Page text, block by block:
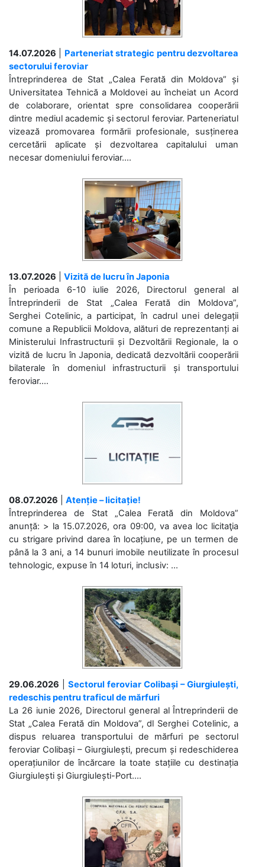
14.07.2026
Parteneriat strategic pentru dezvoltarea
sectorului feroviar
Întreprinderea de Stat „Calea Ferată din Moldova” și
Universitatea Tehnică a Moldovei au încheiat un Acord
de colaborare, orientat spre consolidarea cooperării
dintre mediul academic și sectorul feroviar. Parteneriatul
vizează promovarea formării profesionale, susținerea
cercetării aplicate și dezvoltarea capitalului uman
necesar domeniului feroviar....
13.07.2026
Vizită de lucru în Japonia
În perioada 6-10 iulie 2026, Directorul general al
Întreprinderii de Stat „Calea Ferată din Moldova”,
Serghei Cotelinic, a participat, în cadrul unei delegații
comune a Republicii Moldova, alături de reprezentanți ai
Ministerului Infrastructurii și Dezvoltării Regionale, la o
vizită de lucru în Japonia, dedicată dezvoltării cooperării
bilaterale în domeniul infrastructurii și transportului
feroviar....
08.07.2026
Atenție – licitație!
Întreprinderea de Stat „Calea Ferată din Moldova”
anunță: > la 15.07.2026, ora 09:00, va avea loc licitaţia
cu strigare privind darea în locațiune, pe un termen de
până la 3 ani, a 14 bunuri imobile neutilizate în procesul
tehnologic, expuse în 14 loturi, inclusiv: ...
29.06.2026
Sectorul feroviar Colibași – Giurgiulești,
redeschis pentru traficul de mărfuri
La 26 iunie 2026, Directorul general al Întreprinderii de
Stat „Calea Ferată din Moldova”, dl Serghei Cotelinic, a
dispus reluarea transportului de mărfuri pe sectorul
feroviar Colibași – Giurgiulești, precum și redeschiderea
operațiunilor de încărcare la toate stațiile cu destinația
Giurgiulești și Giurgiulești-Port....